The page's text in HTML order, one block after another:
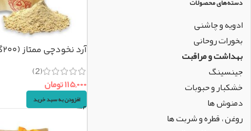
ادویه و چاشنی
بخورات روحانی
بهداشت و مراقبت
جینسینگ
خشکبار و حبوبات
دمنوش ها
روغن ، قطره و شربت ها
آرد نخودچی ممتاز (۲۰۰گرم)
(2)
۱۱۵,۰۰۰تومان
افزودن به سبد خرید